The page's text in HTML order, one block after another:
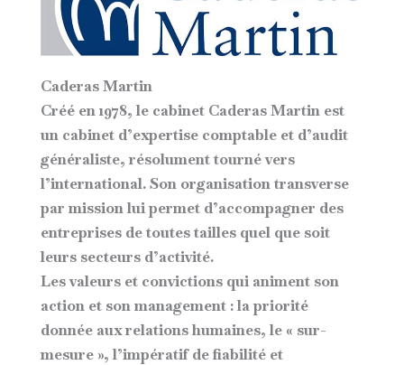
Caderas Martin
Créé en 1978, le cabinet Caderas Martin est
un cabinet d’expertise comptable et d’audit
généraliste, résolument tourné vers
l’international. Son organisation transverse
par mission lui permet d’accompagner des
entreprises de toutes tailles quel que soit
leurs secteurs d’activité.
Les valeurs et convictions qui animent son
action et son management : la priorité
donnée aux relations humaines, le « sur-
mesure », l’impératif de fiabilité et